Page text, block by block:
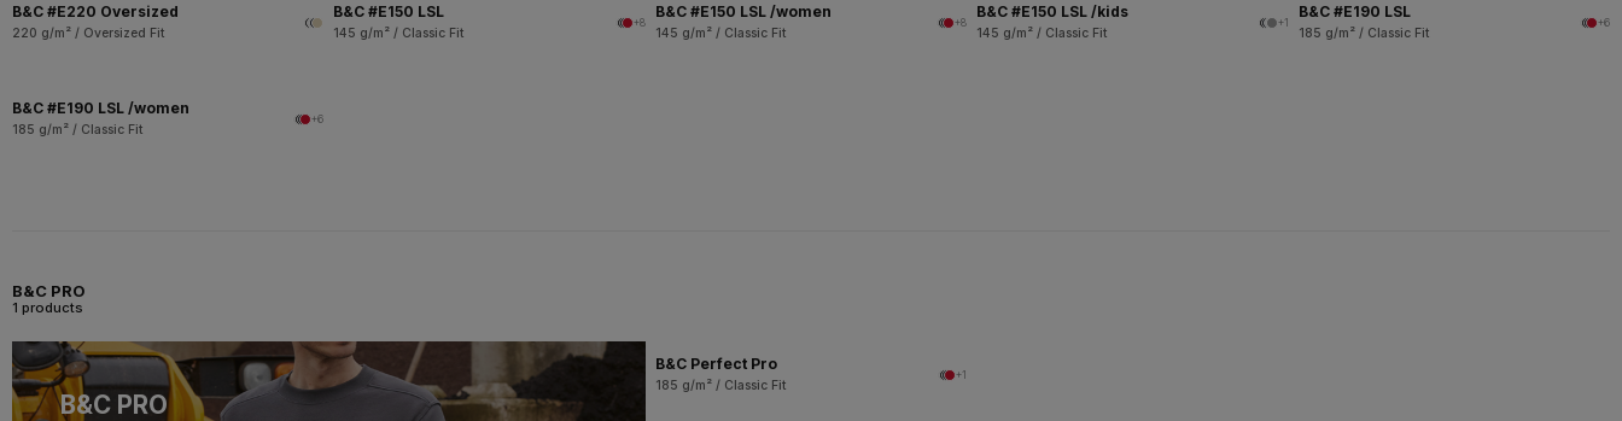
B&C #E220 Oversized
220 g/m² / Oversized Fit
B&C #E150 LSL
145 g/m² / Classic Fit
+8
B&C #E150 LSL /women
145 g/m² / Classic Fit
+8
B&C #E150 LSL /kids
145 g/m² / Classic Fit
+1
B&C #E190 LSL
185 g/m² / Classic Fit
+6
B&C #E190 LSL /women
185 g/m² / Classic Fit
+6
B&C PRO
1 products
B&C PRO
B&C Perfect Pro
185 g/m² / Classic Fit
+1